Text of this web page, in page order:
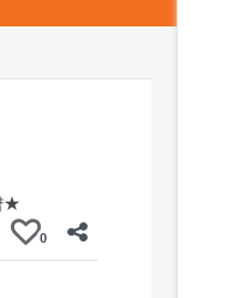
★
0